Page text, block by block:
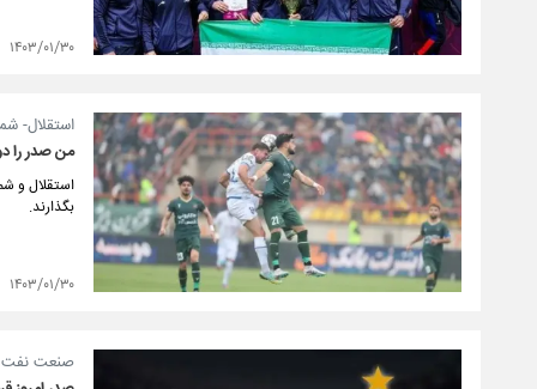
۱۴۰۳/۰۱/۳۰
استقلال-
من صدر را
استقلال و
بگذارند.
۱۴۰۳/۰۱/۳۰
صنعت نفت -